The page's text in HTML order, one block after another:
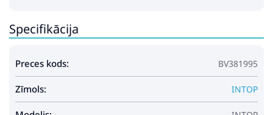
Datora izmērs (G*P*A): 40.8*21*46.4
Iepakojuma izmērs (G*P*A): 52*47.5*24
Case: Chieftec Hunter
Čipsets: A520
Specifikācija
Preces kods: BV381995
Zīmols: INTOP